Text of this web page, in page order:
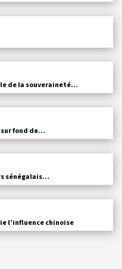
de la souveraineté…
fond de…
sénégalais…
l’influence chinoise